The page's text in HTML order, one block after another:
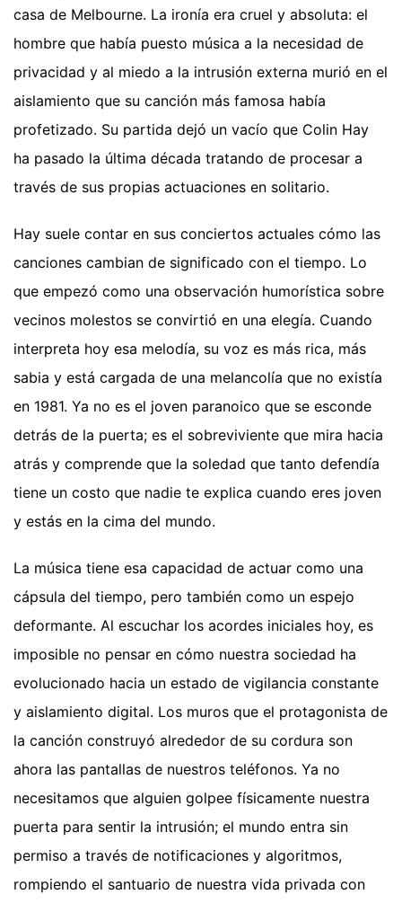
casa de Melbourne. La ironía era cruel y absoluta: el
hombre que había puesto música a la necesidad de
privacidad y al miedo a la intrusión externa murió en el
aislamiento que su canción más famosa había
profetizado. Su partida dejó un vacío que Colin Hay
ha pasado la última década tratando de procesar a
través de sus propias actuaciones en solitario.
Hay suele contar en sus conciertos actuales cómo las
canciones cambian de significado con el tiempo. Lo
que empezó como una observación humorística sobre
vecinos molestos se convirtió en una elegía. Cuando
interpreta hoy esa melodía, su voz es más rica, más
sabia y está cargada de una melancolía que no existía
en 1981. Ya no es el joven paranoico que se esconde
detrás de la puerta; es el sobreviviente que mira hacia
atrás y comprende que la soledad que tanto defendía
tiene un costo que nadie te explica cuando eres joven
y estás en la cima del mundo.
La música tiene esa capacidad de actuar como una
cápsula del tiempo, pero también como un espejo
deformante. Al escuchar los acordes iniciales hoy, es
imposible no pensar en cómo nuestra sociedad ha
evolucionado hacia un estado de vigilancia constante
y aislamiento digital. Los muros que el protagonista de
la canción construyó alrededor de su cordura son
ahora las pantallas de nuestros teléfonos. Ya no
necesitamos que alguien golpee físicamente nuestra
puerta para sentir la intrusión; el mundo entra sin
permiso a través de notificaciones y algoritmos,
rompiendo el santuario de nuestra vida privada con